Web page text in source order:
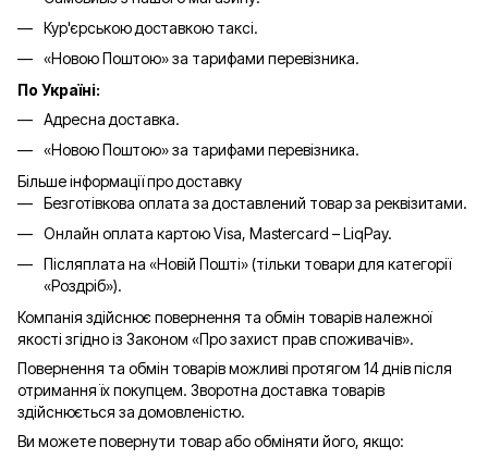
Кур'єрською доставкою таксі.
«Новою Поштою» за тарифами перевізника.
По Україні:
Адресна доставка.
«Новою Поштою» за тарифами перевізника.
Більше інформації про доставку
Безготівкова оплата за доставлений товар за реквізитами.
Онлайн оплата картою Visa, Mastercard – LiqPay.
Післяплата на «Новій Пошті» (тільки товари для категорії
«Роздріб»).
Компанія здійснює повернення та обмін товарів належної
якості згідно із Законом «Про захист прав споживачів».
Повернення та обмін товарів можливі протягом 14 днів після
отримання їх покупцем. Зворотна доставка товарів
здійснюється за домовленістю.
Ви можете повернути товар або обміняти його, якщо: